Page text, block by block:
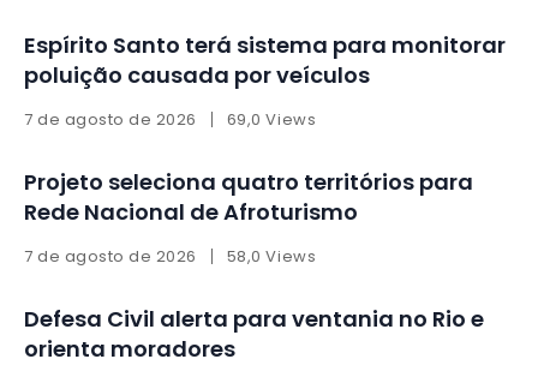
Espírito Santo terá sistema para monitorar
poluição causada por veículos
7 de agosto de 2026 69,0 Views
Projeto seleciona quatro territórios para
Rede Nacional de Afroturismo
7 de agosto de 2026 58,0 Views
Defesa Civil alerta para ventania no Rio e
orienta moradores